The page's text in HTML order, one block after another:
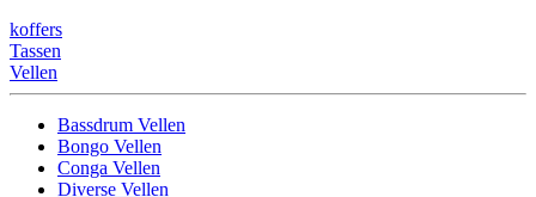
koffers
Tassen
Vellen
Bassdrum Vellen
Bongo Vellen
Conga Vellen
Diverse Vellen